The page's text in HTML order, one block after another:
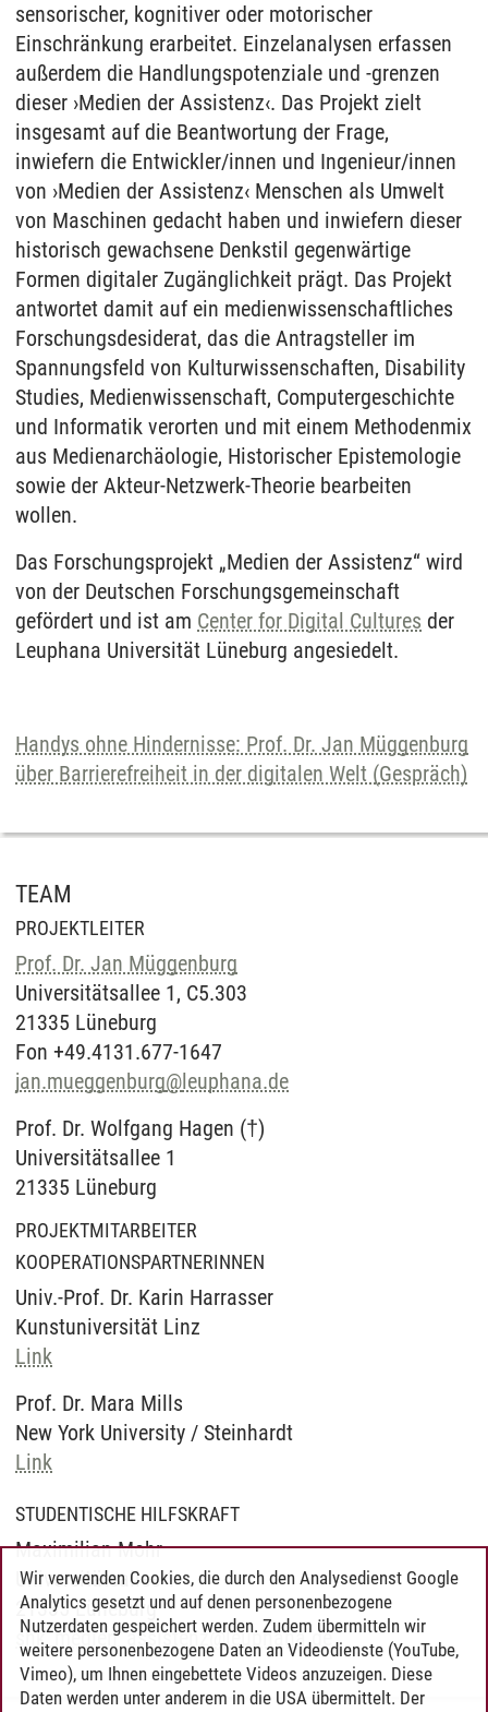
sensorischer, kognitiver oder motorischer
Einschränkung erarbeitet. Einzelanalysen erfassen
außerdem die Handlungspotenziale und -grenzen
dieser ›Medien der Assistenz‹. Das Projekt zielt
insgesamt auf die Beantwortung der Frage,
inwiefern die Entwickler/innen und Ingenieur/innen
von ›Medien der Assistenz‹ Menschen als Umwelt
von Maschinen gedacht haben und inwiefern dieser
historisch gewachsene Denkstil gegenwärtige
Formen digitaler Zugänglichkeit prägt. Das Projekt
antwortet damit auf ein medienwissenschaftliches
Forschungsdesiderat, das die Antragsteller im
Spannungsfeld von Kulturwissenschaften, Disability
Studies, Medienwissenschaft, Computergeschichte
und Informatik verorten und mit einem Methodenmix
aus Medienarchäologie, Historischer Epistemologie
sowie der Akteur-Netzwerk-Theorie bearbeiten
wollen.
Das Forschungsprojekt „Medien der Assistenz“ wird
von der Deutschen Forschungsgemeinschaft
gefördert und ist am Center for Digital Cultures der
Leuphana Universität Lüneburg angesiedelt.
Handys ohne Hindernisse: Prof. Dr. Jan Müggenburg
über Barrierefreiheit in der digitalen Welt (Gespräch)
TEAM
PROJEKTLEITER
Prof. Dr. Jan Müggenburg
Universitätsallee 1, C5.303
21335 Lüneburg
Fon +49.4131.677-1647
jan.mueggenburg@leuphana.de
Prof. Dr. Wolfgang Hagen (†)
Universitätsallee 1
21335 Lüneburg
PROJEKTMITARBEITER
KOOPERATIONSPARTNERINNEN
Univ.-Prof. Dr. Karin Harrasser
Kunstuniversität Linz
Link
Prof. Dr. Mara Mills
New York University / Steinhardt
Link
STUDENTISCHE HILFSKRAFT
Maximilian Mohr
Universitätsallee 1
21335 Lüneburg
shk_medien_assistenz@leuphana.de
Wir verwenden Cookies, die durch den Analysedienst Google
Analytics gesetzt und auf denen personenbezogene
Nutzerdaten gespeichert werden. Zudem übermitteln wir
weitere personenbezogene Daten an Videodienste (YouTube,
Vimeo), um Ihnen eingebettete Videos anzuzeigen. Diese
Daten werden unter anderem in die USA übermittelt. Der